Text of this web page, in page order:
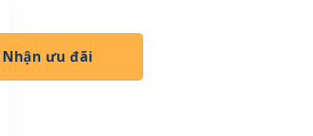
Nhận ưu đãi